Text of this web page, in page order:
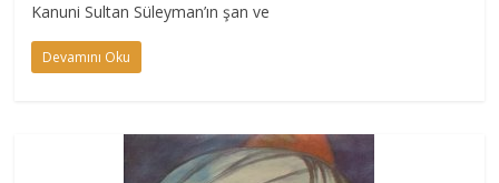
Kanuni Sultan Süleyman’ın şan ve
Devamını Oku